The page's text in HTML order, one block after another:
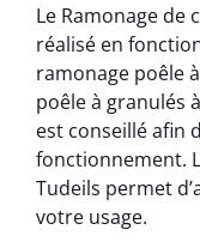
Le Ramonage de
réalisé en
ramonage poêle
poêle à granulés
est conseillé afin
fonctionnement.
Tudeils permet
votre usage.